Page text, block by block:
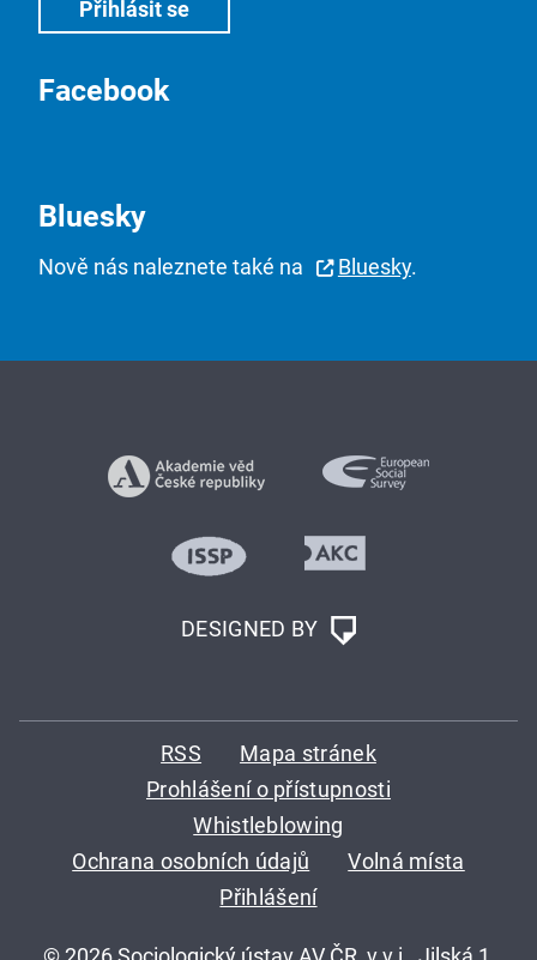
Facebook
Bluesky
Nově nás naleznete také na Bluesky.
DESIGNED BY
RSS
Mapa stránek
Prohlášení o přístupnosti
Whistleblowing
Ochrana osobních údajů
Volná místa
Přihlášení